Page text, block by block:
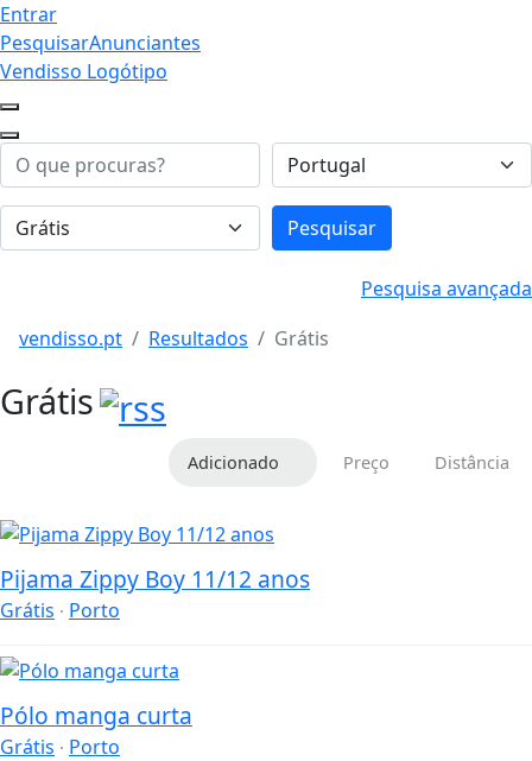
Entrar
PesquisarAnunciantes
Vendisso Logótipo
Pesquisar
Pesquisa avançada
vendisso.pt
Resultados Grátis
Grátis
Adicionado Preço Distância
Pijama Zippy Boy 11/12 anos
Grátis Porto
Pólo manga curta
Grátis Porto